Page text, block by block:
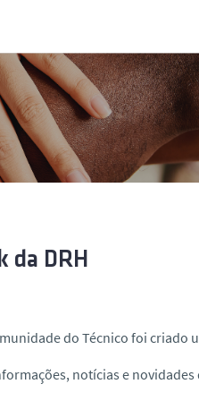
da DRH
do Técnico foi criado
notícias e novidades